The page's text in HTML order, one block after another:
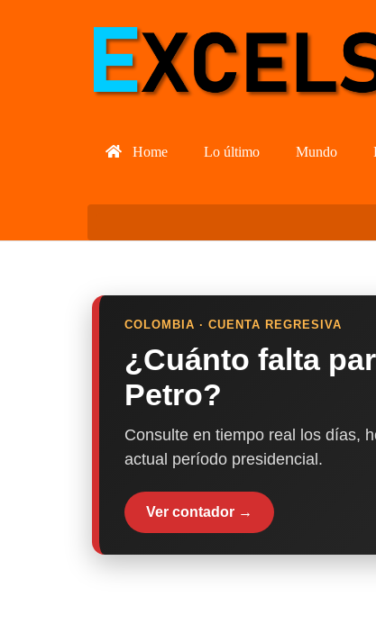
Home Lo último Mundo
COLOMBIA · CUENTA REGRESIVA
¿Cuánto falta
Petro?
Consulte en tiempo real los días,
actual período presidencial.
Ver contador →